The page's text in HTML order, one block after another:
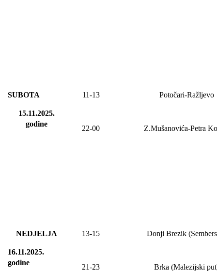
SUBOTA
15.11.2025.
godine
11-13 Potočari-Ražljevo
22-00 Z.Mušanovića-Petra
NEDJELJA
16.11.2025.
godine
13-15 Donji Brezik
21-23 Brka (Malezijski